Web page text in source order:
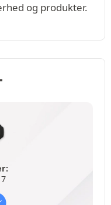
og produkter.